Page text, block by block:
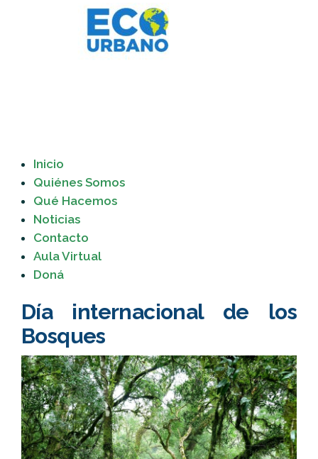
Inicio
Quiénes Somos
Qué Hacemos
Noticias
Contacto
Aula Virtual
Doná
Día internacional de los
Bosques